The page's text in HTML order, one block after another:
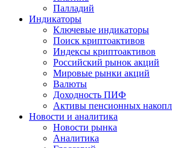
Палладий
Индикаторы
Ключевые индикаторы
Поиск криптоактивов
Индексы криптоактивов
Российский рынок акций
Мировые рынки акций
Валюты
Доходность ПИФ
Активы пенсионных
Новости и аналитика
Новости рынка
Аналитика